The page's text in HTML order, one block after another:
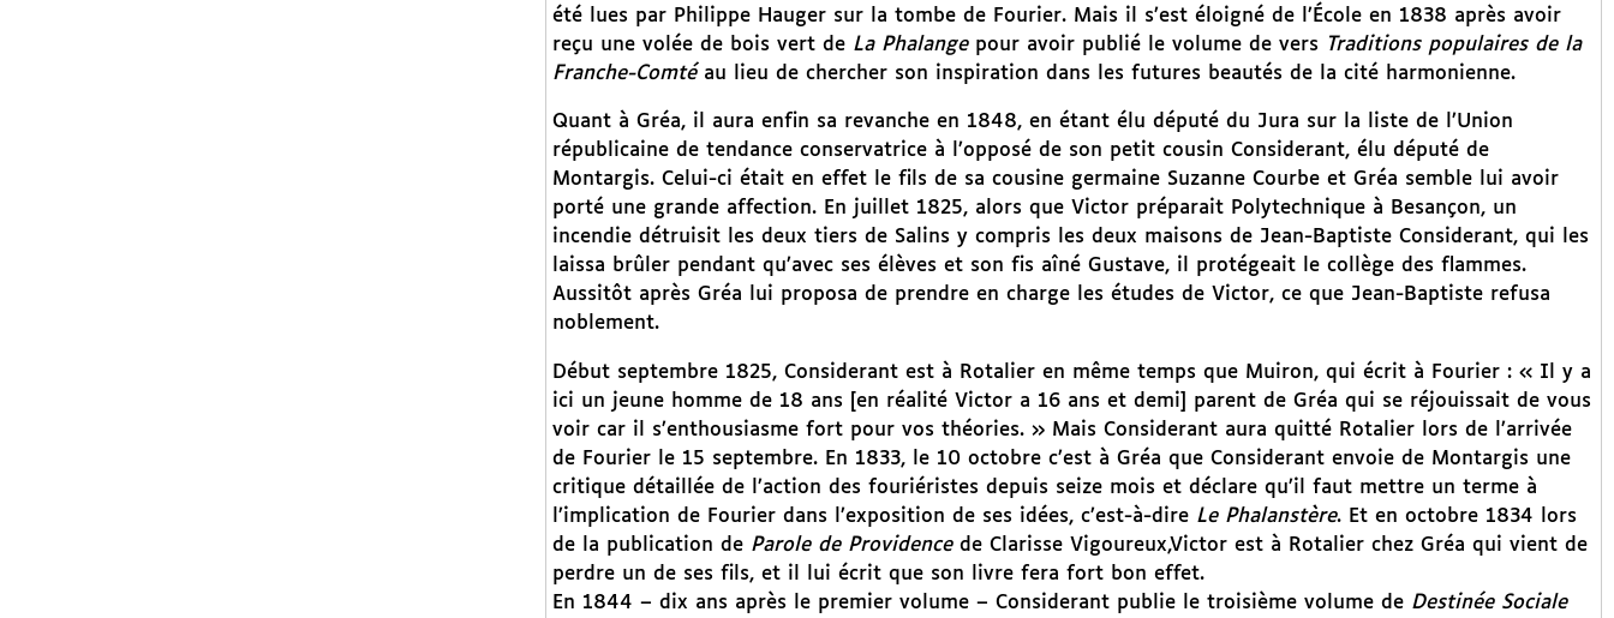
été lues par Philippe Hauger sur la tombe de Fourier. Mais il s’est éloigné de l’École en 1838 après avoir
reçu une volée de bois vert de La Phalangepour avoir publié le volume de vers Traditions populaires de la
Franche-Comté au lieu de chercher son inspiration dans les futures beautés de la cité harmonienne.
Quant à Gréa, il aura enfin sa revanche en 1848, en étant élu député du Jura sur la liste de l’Union
républicaine de tendance conservatrice à l’opposé de son petit cousin Considerant, élu député de
Montargis. Celui-ci était en effet le fils de sa cousine germaine Suzanne Courbe et Gréa semble lui avoir
porté une grande affection. En juillet 1825, alors que Victor préparait Polytechnique à Besançon, un
incendie détruisit les deux tiers de Salins y compris les deux maisons de Jean-Baptiste Considerant, qui les
laissa brûler pendant qu’avec ses élèves et son fis aîné Gustave, il protégeait le collège des flammes.
Aussitôt après Gréa lui proposa de prendre en charge les études de Victor, ce que Jean-Baptiste refusa
noblement.
Début septembre 1825, Considerant est à Rotalier en même temps que Muiron, qui écrit à Fourier : « Il y a
ici un jeune homme de 18 ans [en réalité Victor a 16 ans et demi] parent de Gréa qui se réjouissait de vous
voir car il s’enthousiasme fort pour vos théories. » Mais Considerant aura quitté Rotalier lors de l’arrivée
de Fourier le 15 septembre. En 1833, le 10 octobre c’est à Gréa que Considerant envoie de Montargis une
critique détaillée de l’action des fouriéristes depuis seize mois et déclare qu’il faut mettre un terme à
l’implication de Fourier dans l’exposition de ses idées, c’est-à-dire Le Phalanstère. Et en octobre 1834 lors
de la publication de Parole de Providencede Clarisse Vigoureux,Victor est à Rotalier chez Gréa qui vient de
perdre un de ses fils, et il lui écrit que son livre fera fort bon effet.
En 1844 – dix ans après le premier volume – Considerant publie le troisième volume de Destinée Sociale